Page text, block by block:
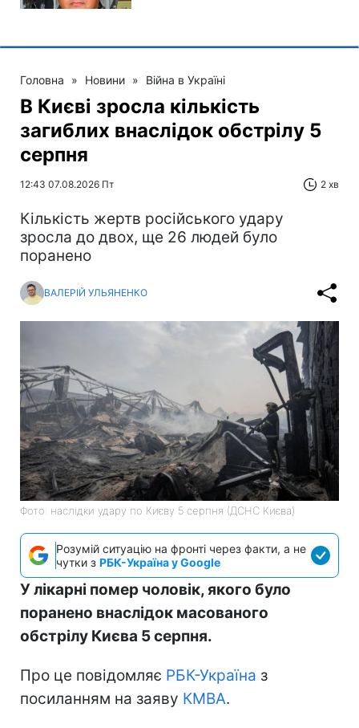
Головна » Новини » Війна в Україні
В Києві зросла кількість
загиблих внаслідок обстрілу 5
серпня
12:43 07.08.2026 Пт 2 хв
Кількість жертв російського удару
зросла до двох, ще 26 людей було
поранено
ВАЛЕРІЙ УЛЬЯНЕНКО
Фото: наслідки удару по Києву 5 серпня (ДСНС Києва)
Розумій ситуацію на фронті через факти, а не
чутки з РБК-Україна у Google
У лікарні помер чоловік, якого було
поранено внаслідок масованого
обстрілу Києва 5 серпня.
Про це повідомляє РБК-Україна з
посиланням на заяву КМВА.